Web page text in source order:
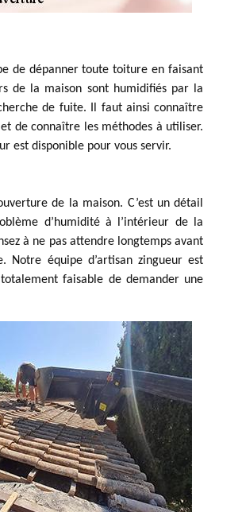
de dépanner toute toiture en faisant
de la maison sont humidifiés par la
de fuite. Il faut ainsi connaître
de connaître les méthodes à utiliser.
est disponible pour vous servir.
de la maison. C’est un détail
d’humidité à l’intérieur de la
à ne pas attendre longtemps avant
équipe d’artisan zingueur est
faisable de demander une